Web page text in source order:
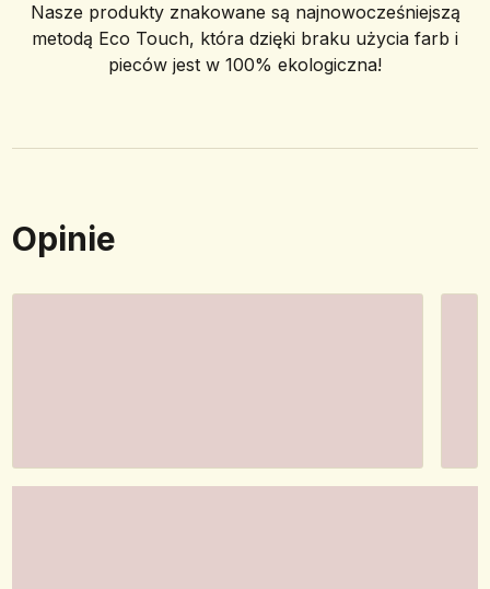
Nasze produkty znakowane są najnowocześniejszą
metodą Eco Touch, która dzięki braku użycia farb i
pieców jest w 100% ekologiczna!
Opinie